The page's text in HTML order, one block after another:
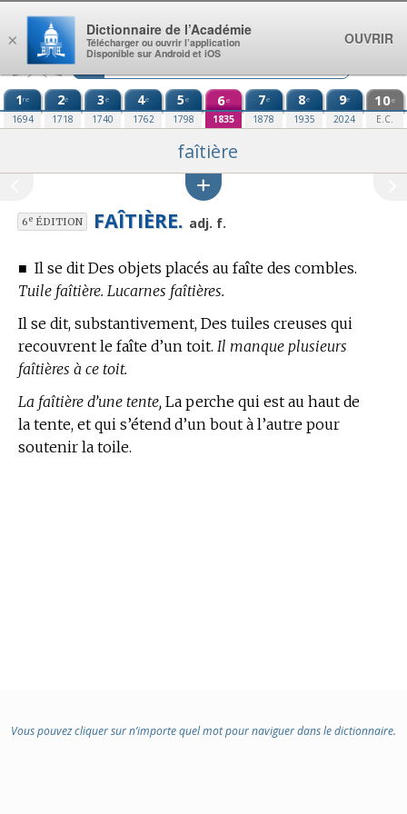
Aller au contenu
1re
1694
2e
1718
3e
1740
4e
1762
5e
1798
6e
1835
7e
1878
8e
1935
9e
2024
10e
E.C.
faîtière
6eÉDITION FAÎTIÈRE. adj. f.
■ Il se dit Des objets placés au faîte des combles.
Tuile faîtière. Lucarnes faîtières.
Il se dit, substantivement, Des tuiles creuses qui
recouvrent le faîte d’un toit. Il manque plusieurs
faîtières à ce toit.
La faîtière d’une tente, La perche qui est au haut de
la tente, et qui s’étend d’un bout à l’autre pour
soutenir la toile.
Vous pouvez cliquer sur n’importe quel mot pour naviguer dans le dictionnaire.
×
Dictionnaire de l’Académie
Télécharger ou ouvrir l’application
Disponible sur Android et iOS
OUVRIR